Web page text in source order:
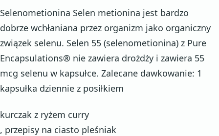
Selenometionina Selen metionina jest bardzo
dobrze wchłaniana przez organizm jako organiczny
związek selenu. Selen 55 (selenometionina) z Pure
Encapsulations® nie zawiera drożdży i zawiera 55
mcg selenu w kapsułce. Zalecane dawkowanie: 1
kapsułka dziennie z posiłkiem
kurczak z ryżem curry
, przepisy na ciasto pleśniak